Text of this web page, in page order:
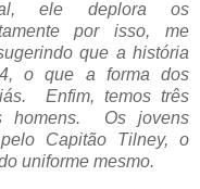
ele deplora os
por isso, me
que a história
o que a forma dos
Enfim, temos três
homens. Os jovens
Capitão Tilney, o
uniforme mesmo.